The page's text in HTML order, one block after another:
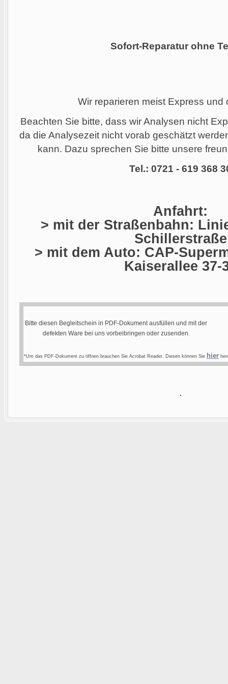
Sofort-Reparatur ohne
Wir reparieren meist Express und
Beachten Sie bitte, dass wir Analysen nicht
da die Analysezeit nicht vorab geschätzt
kann. Dazu sprechen Sie bitte unsere
Tel.: 0721 - 619 368
Anfahrt:
> mit der Straßenbahn:
Schillerstraße
> mit dem Auto: CAP-
Kaiserallee 37-
Bitte diesen Begleitschein in PDF-Dokument ausfüllen und mit der
defekten Ware bei uns vorbeibringen oder zusenden.
*Um das PDF-Dokument zu öffnen brauchen Sie Acrobat Reader. Diesen können Sie hier
.